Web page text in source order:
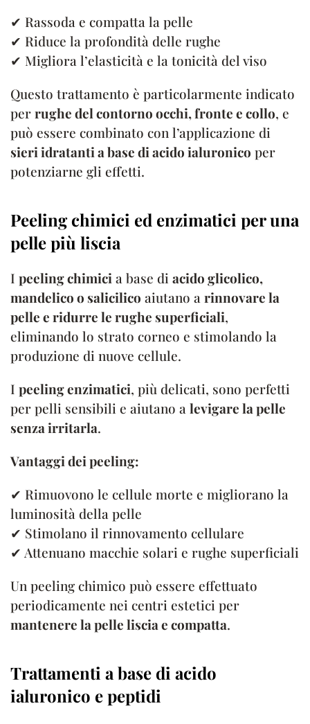
✔ Rassoda e compatta la pelle
✔ Riduce la profondità delle rughe
✔ Migliora l’elasticità e la tonicità del viso
Questo trattamento è particolarmente indicato
perrughe del contorno occhi, fronte e collo, e
può essere combinato con l’applicazione di
sieri idratanti a base di acido ialuronico per
potenziarne gli effetti.
Peeling chimici ed enzimatici per una
pelle più liscia
I peeling chimici a base di acido glicolico,
mandelico o salicilico aiutano a rinnovare la
pelle e ridurre le rughe superficiali,
eliminando lo strato corneo e stimolando la
produzione di nuove cellule.
I peeling enzimatici, più delicati, sono perfetti
per pelli sensibili e aiutano a levigare la pelle
senza irritarla.
Vantaggi dei peeling:
✔ Rimuovono le cellule morte e migliorano la
luminosità della pelle
✔ Stimolano il rinnovamento cellulare
✔ Attenuano macchie solari e rughe superficiali
Un peeling chimico può essere effettuato
periodicamente nei centri estetici per
mantenere la pelle liscia e compatta.
Trattamenti a base di acido
ialuronico e peptidi